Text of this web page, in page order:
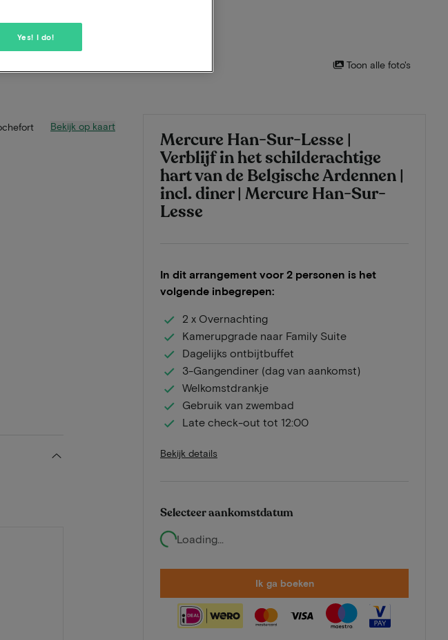
Toon alle foto's
Mercure Han-Sur-Lesse |
Verblijf in het schilderachtige
hart van de Belgische Ardennen |
incl. diner | Mercure Han-Sur-
Lesse
In dit arrangement voor 2 personen is het
volgende inbegrepen:
2 x Overnachting
Kamerupgrade naar Family Suite
Dagelijks ontbijtbuffet
3-Gangendiner (dag van aankomst)
Welkomstdrankje
Gebruik van zwembad
Late check-out tot 12:00
Bekijk details
Selecteer aankomstdatum
Loading...
Ik ga boeken
Bekijk op kaart
Yes! I do!